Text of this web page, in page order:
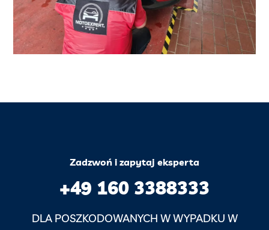
Zadzwoń i zapytaj eksperta
+49 160 3388333
DLA POSZKODOWANYCH W WYPADKU W